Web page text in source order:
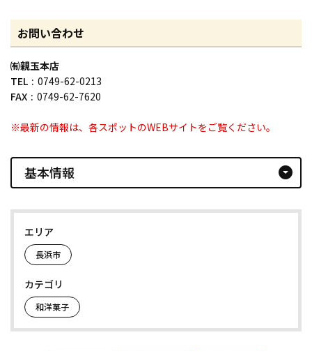
お問い合わせ
㈲親玉本店
TEL
0749-62-0213
FAX
0749-62-7620
※最新の情報は、各スポットのWEBサイトをご覧ください。
基本情報 arrow_drop_down_circle
エリア
長浜市
カテゴリ
和洋菓子